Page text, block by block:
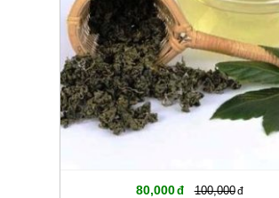
80,000
100,000